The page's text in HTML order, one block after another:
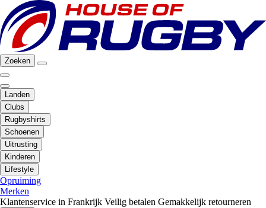
Zoeken
Landen
Clubs
Rugbyshirts
Schoenen
Uitrusting
Kinderen
Lifestyle
Opruiming
Merken
Klantenservice in Frankrijk Veilig betalen Gemakkelijk retourneren